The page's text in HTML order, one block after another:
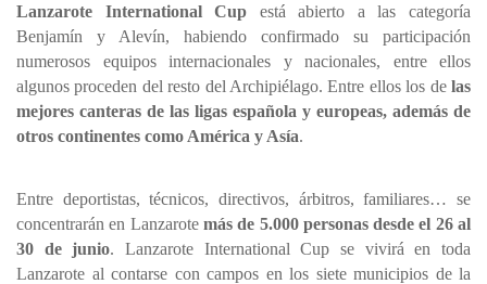
Lanzarote International Cup está abierto a las categoría
Benjamín y Alevín, habiendo confirmado su participación
numerosos equipos internacionales y nacionales, entre ellos
algunos proceden del resto del Archipiélago. Entre ellos los de las
mejores canteras de las ligas española y europeas, además de
otros continentes como América y Asía.
Entre deportistas, técnicos, directivos, árbitros, familiares… se
concentrarán en Lanzarote más de 5.000 personas desde el 26 al
30 de junio.Lanzarote International Cup se vivirá en toda
Lanzarote al contarse con campos en los siete municipios de la